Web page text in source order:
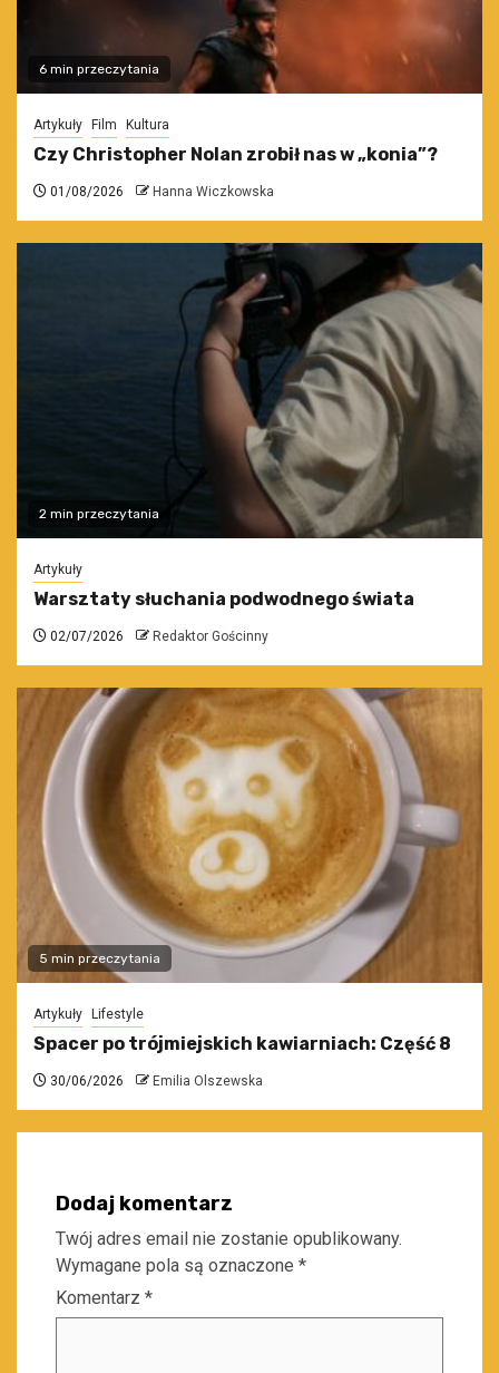
6 min przeczytania
Artykuły Film Kultura
Czy Christopher Nolan zrobił nas w „konia”?
01/08/2026 Hanna Wiczkowska
2 min przeczytania
Artykuły
Warsztaty słuchania podwodnego świata
02/07/2026 Redaktor Gościnny
5 min przeczytania
Artykuły Lifestyle
Spacer po trójmiejskich kawiarniach: Część 8
30/06/2026 Emilia Olszewska
Dodaj komentarz
Twój adres email nie zostanie opublikowany.
Wymagane pola są oznaczone *
Komentarz *